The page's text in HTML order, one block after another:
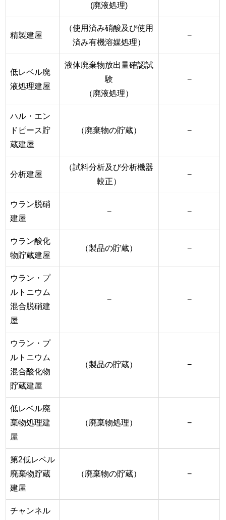
(廃液処理)
精製建屋
（使用済み硝酸及び使用
済み有機溶媒処理）
−
低レベル廃
液処理建屋
液体廃棄物放出量確認試
験
（廃液処理）
−
ハル・エン
ドピース貯
蔵建屋
（廃棄物の貯蔵） −
分析建屋
（試料分析及び分析機器
較正）
−
ウラン脱硝
建屋
− −
ウラン酸化
物貯蔵建屋
（製品の貯蔵） −
ウラン・プ
ルトニウム
混合脱硝建
屋
− −
ウラン・プ
ルトニウム
混合酸化物
貯蔵建屋
（製品の貯蔵） −
低レベル廃
棄物処理建
屋
（廃棄物処理） −
第2低レベル
廃棄物貯蔵
建屋
（廃棄物の貯蔵） −
チャンネル